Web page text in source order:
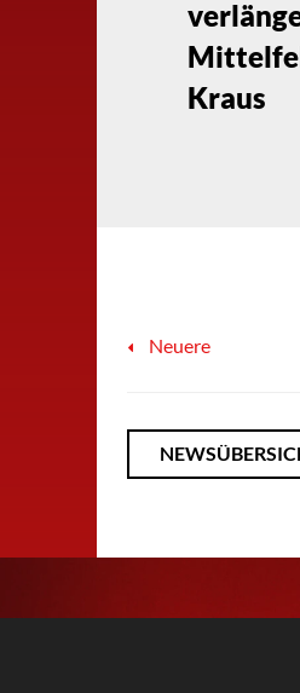
Kraus
Neuere